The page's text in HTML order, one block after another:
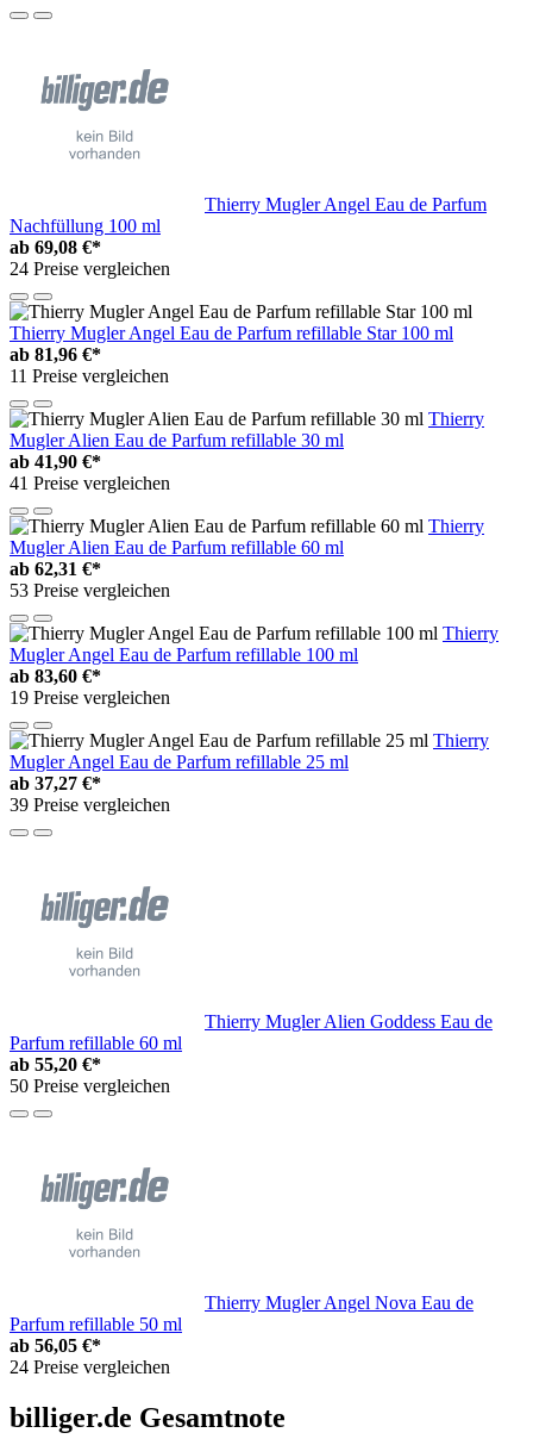
Thierry Mugler Angel Eau de Parfum
Nachfüllung 100 ml
ab 69,08 €*
24 Preise vergleichen
Thierry Mugler Angel Eau de Parfum refillable Star 100 ml
ab 81,96 €*
11 Preise vergleichen
Thierry
Mugler Alien Eau de Parfum refillable 30 ml
ab 41,90 €*
41 Preise vergleichen
Thierry
Mugler Alien Eau de Parfum refillable 60 ml
ab 62,31 €*
53 Preise vergleichen
Thierry
Mugler Angel Eau de Parfum refillable 100 ml
ab 83,60 €*
19 Preise vergleichen
Thierry
Mugler Angel Eau de Parfum refillable 25 ml
ab 37,27 €*
39 Preise vergleichen
Thierry Mugler Alien Goddess Eau de
Parfum refillable 60 ml
ab 55,20 €*
50 Preise vergleichen
Thierry Mugler Angel Nova Eau de
Parfum refillable 50 ml
ab 56,05 €*
24 Preise vergleichen
billiger.de Gesamtnote